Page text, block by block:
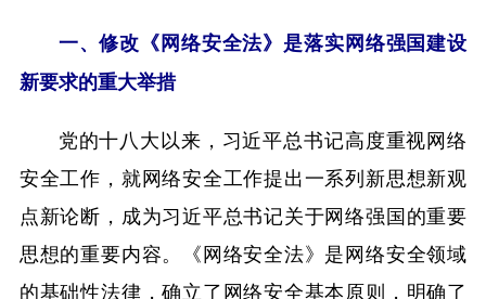
一、修改《网络安全法》是落实网络强国建设
新要求的重大举措
党的十八大以来，习近平总书记高度重视网络
安全工作，就网络安全工作提出一系列新思想新观
点新论断，成为习近平总书记关于网络强国的重要
思想的重要内容。《网络安全法》是网络安全领域
的基础性法律，确立了网络安全基本原则，明确了